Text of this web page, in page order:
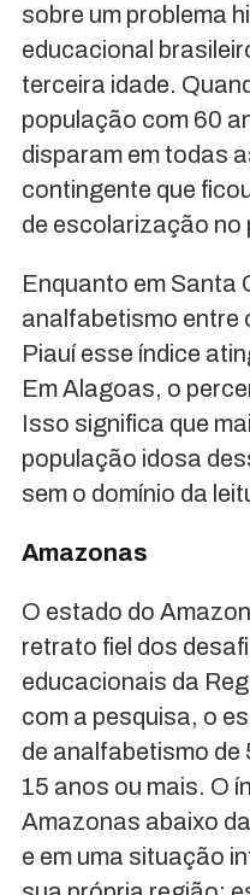
sobre um problema
educacional
terceira idade.
população com 60
disparam em todas
contingente que
de escolarização no
Enquanto em Santa
analfabetismo entre
Piauí esse índice
Em Alagoas, o
Isso significa que
população idosa
sem o domínio da
Amazonas
O estado do
retrato fiel dos
educacionais da
com a pesquisa, o
de analfabetismo
15 anos ou mais. O
Amazonas abaixo
e em uma situação